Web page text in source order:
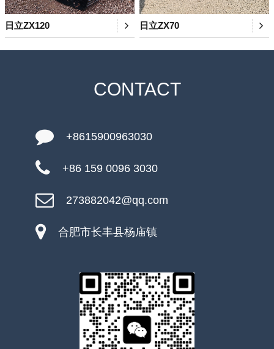
日立ZX120 日立ZX70
CONTACT
+8615900963030
+86 159 0096 3030
273882042@qq.com
合肥市长丰县杨庙镇